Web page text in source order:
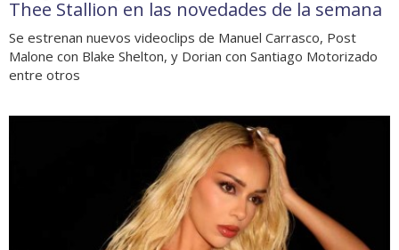
Thee Stallion en las novedades de la semana
Se estrenan nuevos videoclips de Manuel Carrasco, Post
Malone con Blake Shelton, y Dorian con Santiago Motorizado
entre otros